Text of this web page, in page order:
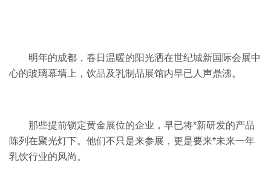
明年的成都，春日温暖的阳光洒在世纪城新国际会展中
心的玻璃幕墙上，饮品及乳制品展馆内早已人声鼎沸。
那些提前锁定黄金展位的企业，早已将*新研发的产品
陈列在聚光灯下。他们不只是来参展，更是要来*未来一年
乳饮行业的风尚。